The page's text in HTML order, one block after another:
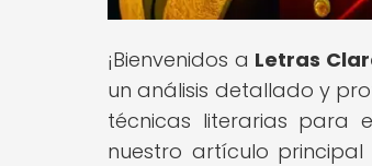
¡Bienvenidos a Letras
un análisis detallado y
técnicas literarias para
nuestro artículo principal